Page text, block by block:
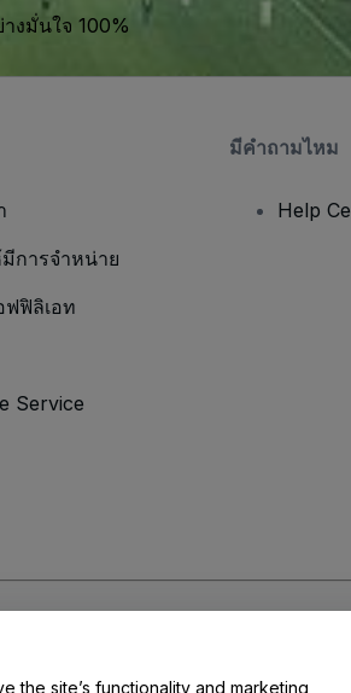
งมั่นใจ 100%
มีการจำหน่าย
ฟฟิลิเอท
Service
มีคําถามไหม
Help
the site’s functionality and marketing